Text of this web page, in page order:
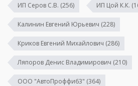
ИП Серов С.В. (256) ИП Цой К.К.
Калинин Евгений Юрьевич (228)
Криков Евгений Михайлович (286)
Ляпоров Денис Владимирович (210)
ООО "АвтоПроффи63" (364)